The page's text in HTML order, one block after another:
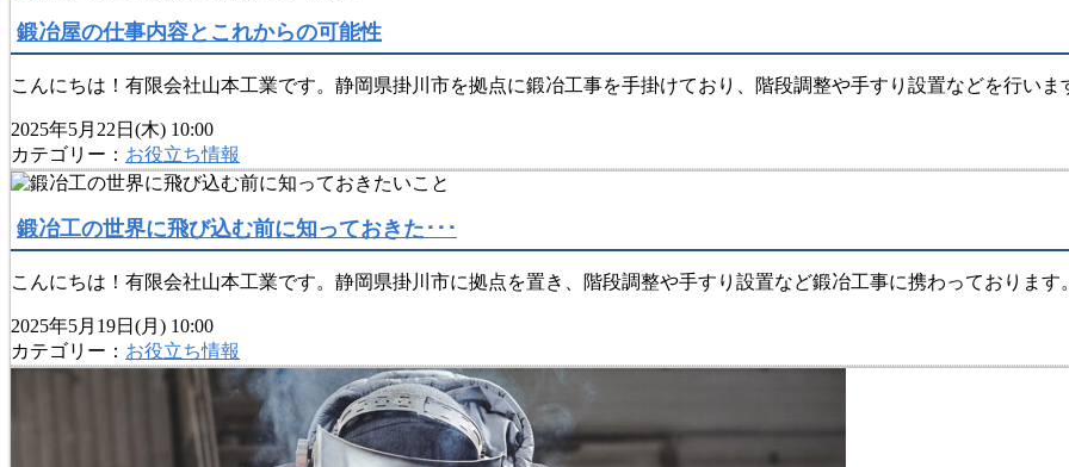
鍛冶屋の仕事内容とこれからの可能性
こんにちは！有限会社山本工業です。静岡県掛川市を拠点に鍛冶工事を手掛けており、階段調整や手すり設置などを行い
2025年5月22日(木) 10:00
カテゴリー： お役立ち情報
鍛冶工の世界に飛び込む前に知っておきた･･･
こんにちは！有限会社山本工業です。静岡県掛川市に拠点を置き、階段調整や手すり設置など鍛冶工事に携わっておりま
2025年5月19日(月) 10:00
カテゴリー： お役立ち情報